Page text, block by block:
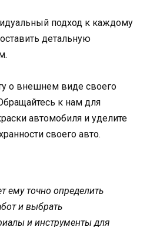
подход к каждому
детальную
о внешнем виде своего
к нам для
автомобиля и уделите
своего авто.
ему точно определить
и выбрать
и инструменты для